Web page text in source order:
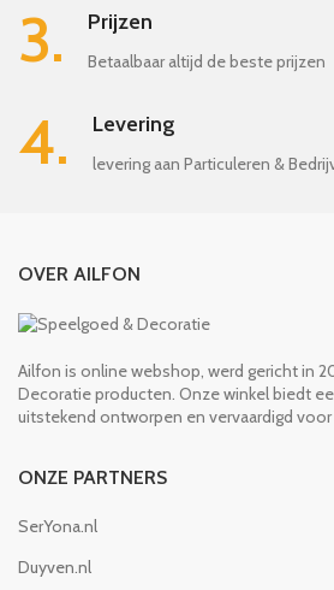
3. Prijzen
Betaalbaar altijd de beste prijzen
4. Levering
levering aan Particuleren &
OVER AILFON
Ailfon is online webshop, werd gericht in
Decoratie producten. Onze winkel biedt
uitstekend ontworpen en vervaardigd
ONZE PARTNERS
SerYona.nl
Duyven.nl